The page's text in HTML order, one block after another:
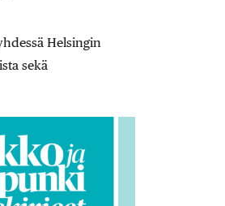
Helsingin
sekä